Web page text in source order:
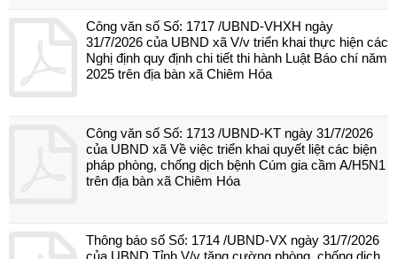
Công văn số Số: 1717 /UBND-VHXH ngày
31/7/2026 của UBND xã V/v triển khai thực hiện các
Nghị định quy định chi tiết thi hành Luật Báo chí năm
2025 trên địa bàn xã Chiêm Hóa
Công văn số Số: 1713 /UBND-KT ngày 31/7/2026
của UBND xã Về việc triển khai quyết liệt các biện
pháp phòng, chống dịch bệnh Cúm gia cầm A/H5N1
trên địa bàn xã Chiêm Hóa
Thông báo số Số: 1714 /UBND-VX ngày 31/7/2026
của UBND Tỉnh V/v tăng cường phòng, chống dịch